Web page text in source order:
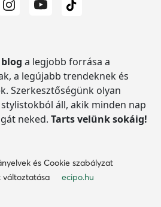
a legjobb forrása a
a legújabb trendeknek és
Szerkesztőségünk olyan
áll, akik minden nap
neked. Tarts velünk sokáig!
és Cookie szabályzat
változtatása
ecipo.hu